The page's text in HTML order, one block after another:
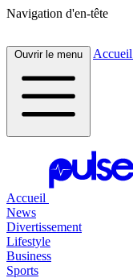
Navigation d'en-tête
Ouvrir le menu Accueil
Accueil
News
Divertissement
Lifestyle
Business
Sports